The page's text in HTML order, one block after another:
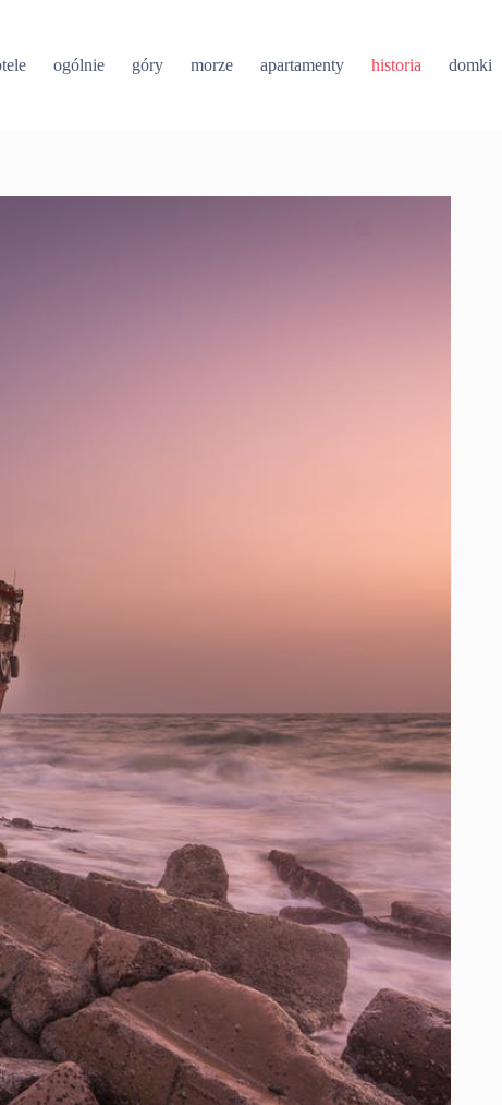
ogólnie góry morze apartamenty historia domki